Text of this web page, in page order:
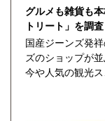
グルメも雑貨も
トリート」を調査
国産ジーンズ発
ズのショップが
今や人気の観光ス